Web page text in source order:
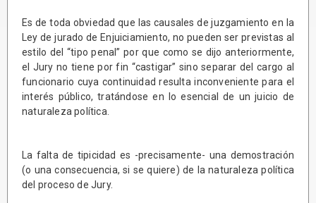
Es de toda obviedad que las causales de juzgamiento en la
Ley de jurado de Enjuiciamiento, no pueden ser previstas al
estilo del “tipo penal” por que como se dijo anteriormente,
el Jury no tiene por fin “castigar” sino separar del cargo al
funcionario cuya continuidad resulta inconveniente para el
interés público, tratándose en lo esencial de un juicio de
naturaleza política.
La falta de tipicidad es -precisamente- una demostración
(o una consecuencia, si se quiere) de la naturaleza política
del proceso de Jury.